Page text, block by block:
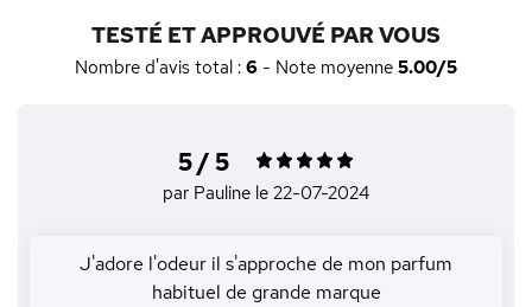
TESTÉ ET APPROUVÉ PAR VOUS
Nombre d'avis total : 6 - Note moyenne 5.00/5
5 / 5
par Pauline le 22-07-2024
J'adore l'odeur il s'approche de mon parfum
habituel de grande marque